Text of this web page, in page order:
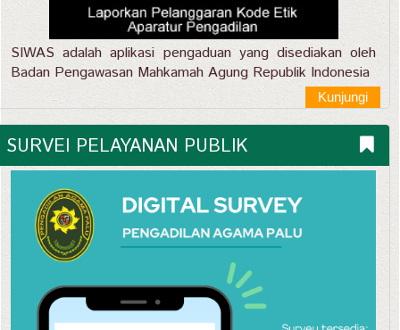
SIWAS adalah aplikasi pengaduan yang disediakan oleh
Badan Pengawasan Mahkamah Agung Republik Indonesia
Kunjungi
SURVEI PELAYANAN PUBLIK